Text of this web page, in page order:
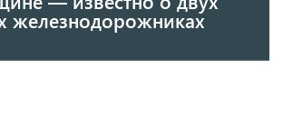
железнодорожниках